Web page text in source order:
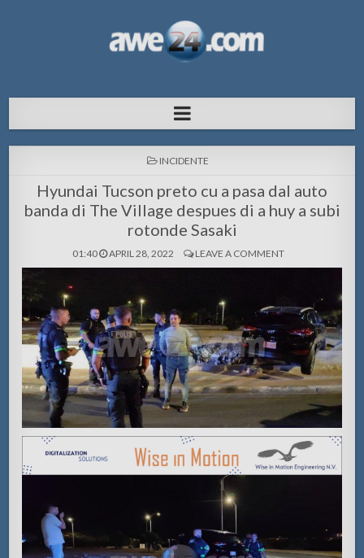
pa Aruba
POSTED
INCIDENTE
Hyundai Tucson preto cu a pasa dal auto
banda di The Village despues di a huy a subi
rotonde Sasaki
01:40 APRIL 28, 2022 LEAVE A COMMENT